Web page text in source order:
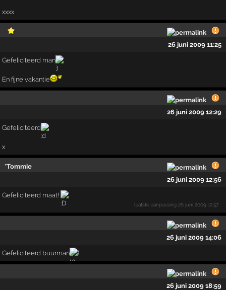
xxxx
26 juni 2009 11:25
Gefeliciteerd man
En fijne vakantie
26 juni 2009 12:29
Gefeliciteerd
x
*Tommie
26 juni 2009 12:56
Gefeliciteerd maat!
laatste aanpassing 26 juni 2009 12:57
26 juni 2009 14:06
Gefeliciteerd buurman
26 juni 2009 18:59